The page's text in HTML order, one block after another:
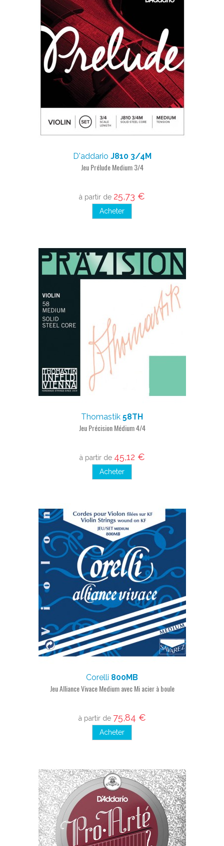
D'addario J810 3/4M
Jeu Prélude Medium 3/4
à partir de 25,73 €
Acheter
Thomastik 58TH
Jeu Précision Médium 4/4
à partir de 45,12 €
Acheter
Corelli 800MB
Jeu Alliance Vivace Medium avec Mi acier à boule
à partir de 75,84 €
Acheter